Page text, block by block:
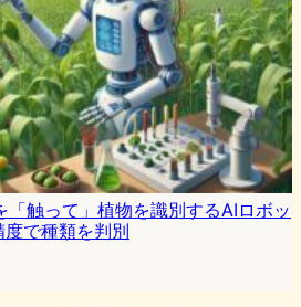
触って」植物を識別するAIロボッ
度で種類を判別